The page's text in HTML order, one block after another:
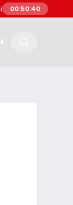
Turizm Geliri 15,9
00:50:41